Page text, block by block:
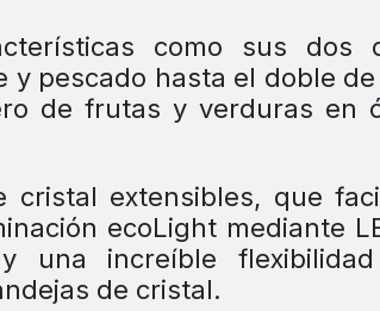
como sus dos
y pescado hasta el doble
de frutas y verduras en
extensibles, que
ecoLight mediante
una increíble
de cristal.